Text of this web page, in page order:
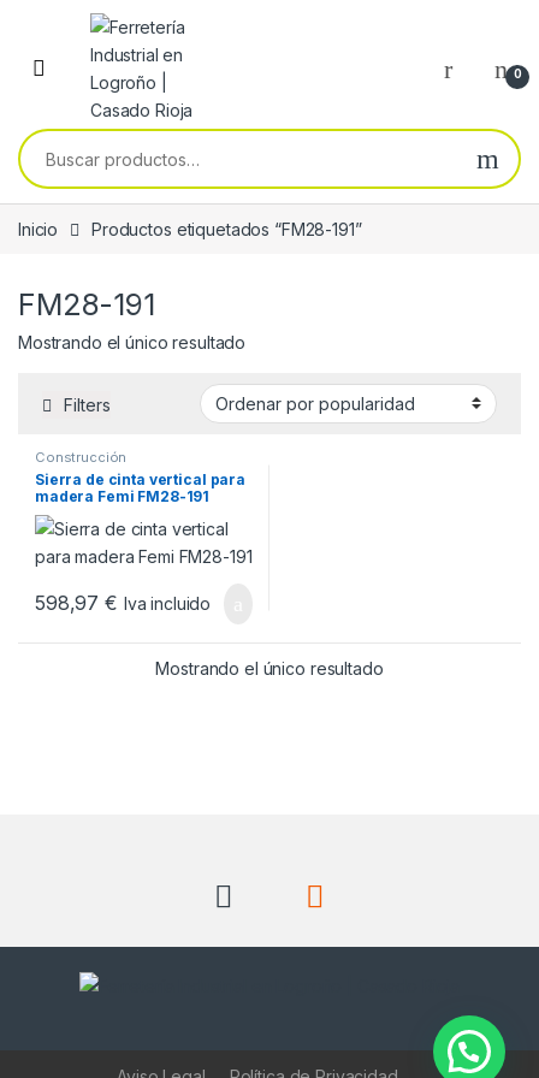
Skip to navigation
Skip to content
0
Buscar por:
Inicio Productos etiquetados “FM28-191”
FM28-191
Mostrando el único resultado
Filters
Construcción
Sierra de cinta vertical para
madera Femi FM28-191
598,97€ Iva incluido
Mostrando el único resultado